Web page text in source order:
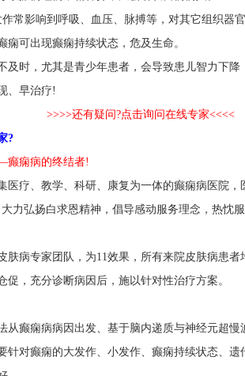
常影响到呼吸、血压、脉搏等，对其它组织器
痫可出现癫痫持续状态，危及生命。
及时，尤其是青少年患者，会导致患儿智力下
、早治疗!
>>>>还有疑问?点击询问在线专家<<<<
?
癫痫病的终结者!
医疗、教学、科研、康复为一体的癫痫病医院，
力弘扬白求恩精神，倡导感动服务理念，热忱服
肤病专家团队，为11效果，所有来院皮肤病患
促，充分诊断病因后，施以针对性治疗方案。
癫痫病病因出发、基于脑内递质与神经元超慢
针对癫痫的大发作、小发作、癫痫持续状态、